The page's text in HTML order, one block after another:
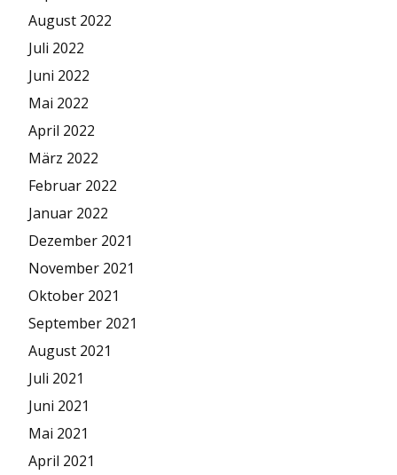
August 2022
Juli 2022
Juni 2022
Mai 2022
April 2022
März 2022
Februar 2022
Januar 2022
Dezember 2021
November 2021
Oktober 2021
September 2021
August 2021
Juli 2021
Juni 2021
Mai 2021
April 2021